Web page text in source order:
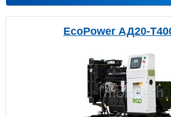
EcoPower АД20-